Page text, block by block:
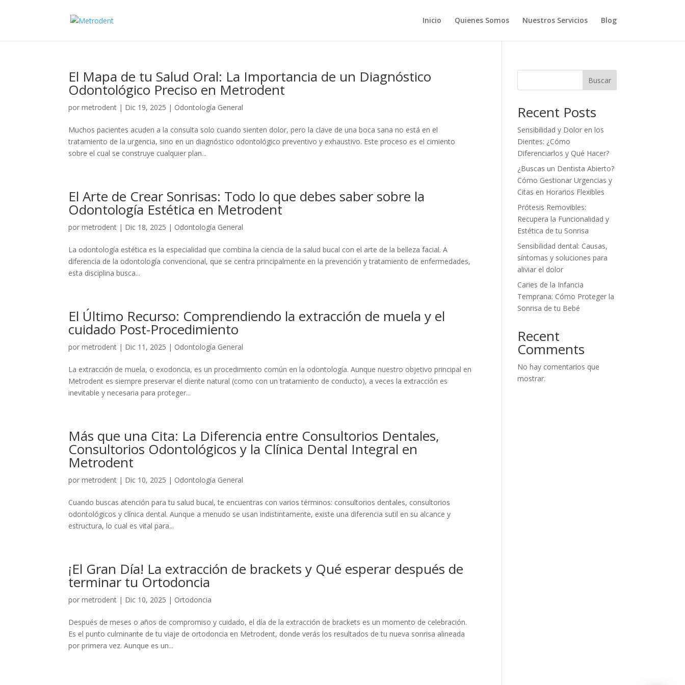
Inicio Quienes Somos Nuestros Servicios Blog
El Mapa de tu Salud Oral: La Importancia de un Diagnóstico
Odontológico Preciso en Metrodent
pormetrodent | Dic 19, 2025 | Odontología General
Muchos pacientes acuden a la consulta solo cuando sienten dolor, pero la clave de una boca sana no está en el
tratamiento de la urgencia, sino en un diagnóstico odontológico preventivo y exhaustivo. Este proceso es el cimiento
sobre el cual se construye cualquier plan...
El Arte de Crear Sonrisas: Todo lo que debes saber sobre la
Odontología Estética en Metrodent
pormetrodent | Dic 18, 2025 | Odontología General
La odontología estética es la especialidad que combina la ciencia de la salud bucal con el arte de la belleza facial. A
diferencia de la odontología convencional, que se centra principalmente en la prevención y tratamiento de enfermedades,
esta disciplina busca...
El Último Recurso: Comprendiendo la extracción de muela y el
cuidado Post-Procedimiento
pormetrodent | Dic 11, 2025 | Odontología General
La extracción de muela, o exodoncia, es un procedimiento común en la odontología. Aunque nuestro objetivo principal en
Metrodent es siempre preservar el diente natural (como con un tratamiento de conducto), a veces la extracción es
inevitable y necesaria para proteger...
Más que una Cita: La Diferencia entre Consultorios Dentales,
Consultorios Odontológicos y la Clínica Dental Integral en
Metrodent
pormetrodent | Dic 10, 2025 | Odontología General
Cuando buscas atención para tu salud bucal, te encuentras con varios términos: consultorios dentales, consultorios
odontológicos y clínica dental. Aunque a menudo se usan indistintamente, existe una diferencia sutil en su alcance y
estructura, lo cual es vital para...
¡El Gran Día! La extracción de brackets y Qué esperar después de
terminar tu Ortodoncia
pormetrodent | Dic 10, 2025 | Ortodoncia
Después de meses o años de compromiso y cuidado, el día de la extracción de brackets es un momento de celebración.
Es el punto culminante de tu viaje de ortodoncia en Metrodent, donde verás los resultados de tu nueva sonrisa alineada
por primera vez. Aunque es un...
Buscar
Recent Posts
Sensibilidad y Dolor en los
Dientes: ¿Cómo
Diferenciarlos y Qué Hacer?
¿Buscas un Dentista Abierto?
Cómo Gestionar Urgencias y
Citas en Horarios Flexibles
Prótesis Removibles:
Recupera la Funcionalidad y
Estética de tu Sonrisa
Sensibilidad dental: Causas,
síntomas y soluciones para
aliviar el dolor
Caries de la Infancia
Temprana: Cómo Proteger la
Sonrisa de tu Bebé
Recent
Comments
No hay comentarios que
mostrar.